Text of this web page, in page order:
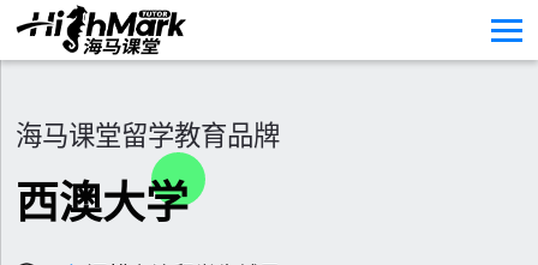
海马课堂留学教育品牌
西澳大学